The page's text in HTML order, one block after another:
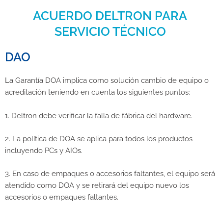
ACUERDO DELTRON PARA
SERVICIO TÉCNICO
DAO
La Garantía DOA implica como solución cambio de equipo o
acreditación teniendo en cuenta los siguientes puntos:
1. Deltron debe verificar la falla de fábrica del hardware.
2. La política de DOA se aplica para todos los productos
incluyendo PCs y AIOs.
3. En caso de empaques o accesorios faltantes, el equipo será
atendido como DOA y se retirará del equipo nuevo los
accesorios o empaques faltantes.